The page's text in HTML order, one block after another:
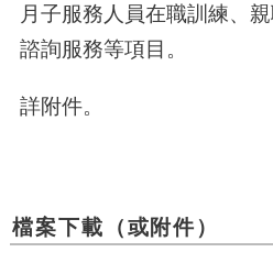
月子服務人員在職訓練、
諮詢服務等項目。
詳附件。
檔案下載（或附件）